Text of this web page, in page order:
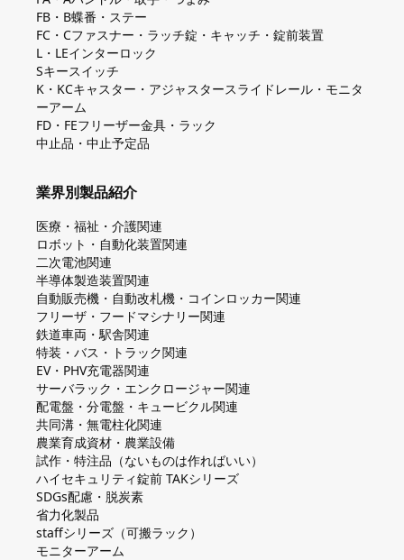
FB・B蝶番・ステー
FC・Cファスナー・ラッチ錠・キャッチ・錠前装置
L・LEインターロック
Sキースイッチ
K・KCキャスター・アジャスタースライドレール・モニタ
ーアーム
FD・FEフリーザー金具・ラック
中止品・中止予定品
業界別製品紹介
医療・福祉・介護関連
ロボット・自動化装置関連
二次電池関連
半導体製造装置関連
自動販売機・自動改札機・コインロッカー関連
フリーザ・フードマシナリー関連
鉄道車両・駅舎関連
特装・バス・トラック関連
EV・PHV充電器関連
サーバラック・エンクロージャー関連
配電盤・分電盤・キュービクル関連
共同溝・無電柱化関連
農業育成資材・農業設備
試作・特注品（ないものは作ればいい）
ハイセキュリティ錠前 TAKシリーズ
SDGs配慮・脱炭素
省力化製品
staffシリーズ（可搬ラック）
モニターアーム